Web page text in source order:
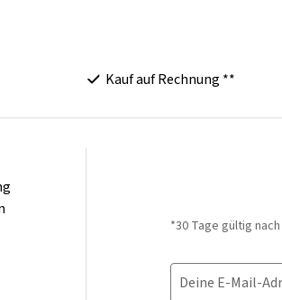
Kauf auf Rechnung **
*30 Tage gültig
Deine E-Mail-